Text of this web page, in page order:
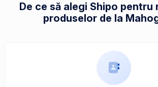
De ce să alegi Shipo pentru
produselor de la